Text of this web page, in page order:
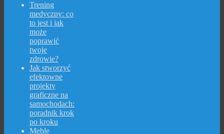
Trening
medyczny: co
to jest i jak
może
poprawić
twoje
zdrowie?
Jak stworzyć
efektowne
projekty
graficzne na
samochodach:
poradnik krok
po kroku
Meble